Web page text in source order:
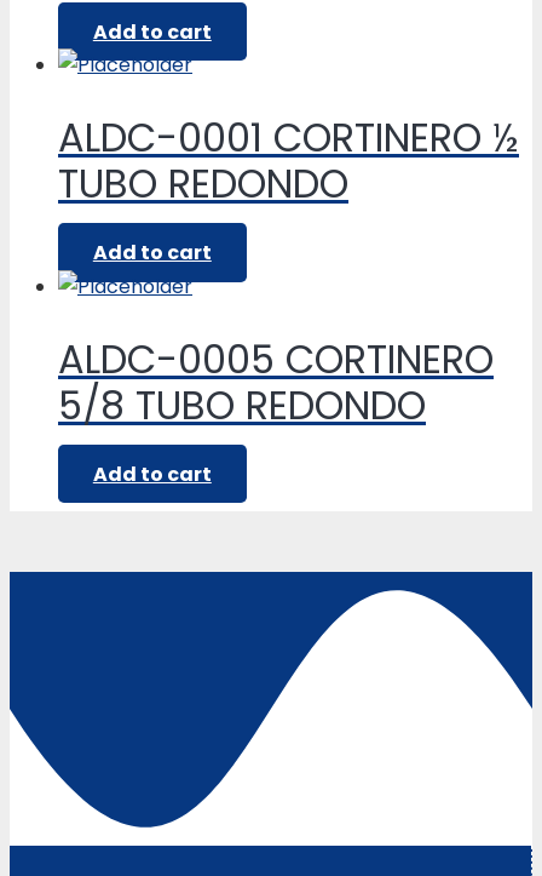
Add to cart
ALDC-0001 CORTINERO ½
TUBO REDONDO
Add to cart
ALDC-0005 CORTINERO
5/8 TUBO REDONDO
Add to cart